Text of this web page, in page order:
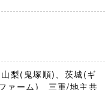
梨(鬼塚順)、茨城(ギ
ァーム) 三重/地主共